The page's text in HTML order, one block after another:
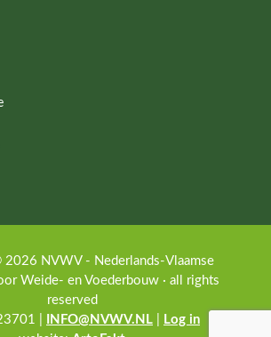
NVWV - Nederlands-Vlaamse
Weide- en Voederbouw · all rights
reserved
|
INFO@NVWV.NL
Log in